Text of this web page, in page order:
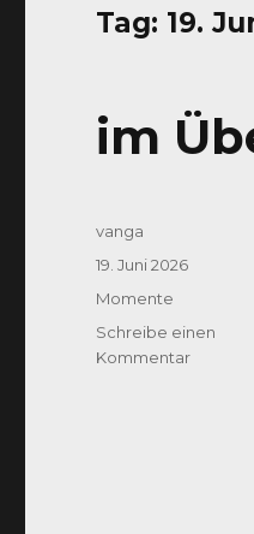
Tag: 19.
im
Autor
vanga
Veröffentlicht
19. Juni 2026
Kategorien
Momente
Schreibe einen
Kommentarzu